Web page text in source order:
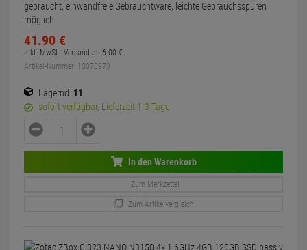
gebraucht, einwandfreie Gebrauchtware, leichte Gebrauchsspuren
möglich
41.90 €
inkl. MwSt. Versand ab 6.00 €
Artikel-Nummer: 10073973
Lagernd: 11
sofort verfügbar, Lieferzeit 1-3 Tage
In den Warenkorb
Zum Merkzettel
Zum Artikelvergleich